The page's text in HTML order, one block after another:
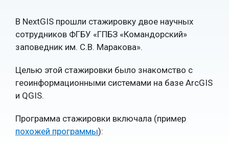
В NextGIS прошли стажировку двое научных
сотрудников ФГБУ «ГПБЗ «Командорский»
заповедник им. С.В. Маракова».
Целью этой стажировки было знакомство с
геоинформационными системами на базе ArcGIS
и QGIS.
Программа стажировки включала (пример
похожей программы):